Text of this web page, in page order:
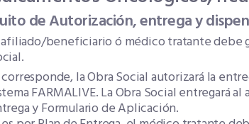
de Autorización, entrega y
beneficiario ó médico tratante debe
la Obra Social autorizará la
FARMALIVE. La Obra Social entregará
y Formulario de Aplicación.